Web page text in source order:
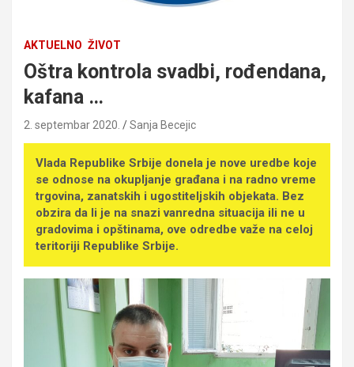
AKTUELNO ŽIVOT
Oštra kontrola svadbi, rođendana,
kafana …
2. septembar 2020. Sanja Becejic
Vlada Republike Srbije donela je nove uredbe koje
se odnose na okupljanje građana i na radno vreme
trgovina, zanatskih i ugostiteljskih objekata. Bez
obzira da li je na snazi vanredna situacija ili ne u
gradovima i opštinama, ove odredbe važe na celoj
teritoriji Republike Srbije.